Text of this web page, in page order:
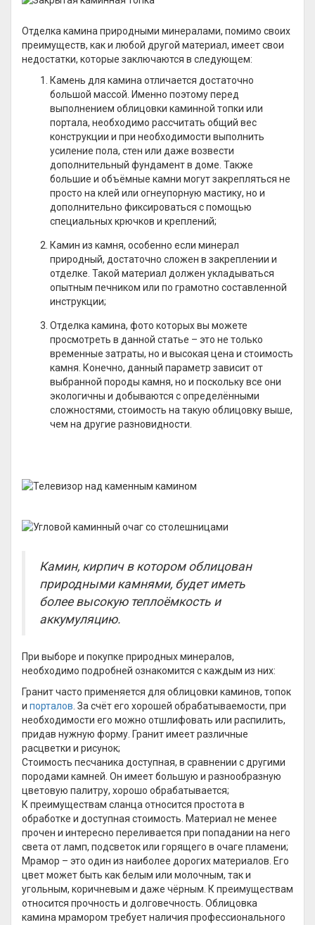
Отделка камина природными минералами, помимо своих
преимуществ, как и любой другой материал, имеет свои
недостатки, которые заключаются в следующем:
Камень для камина отличается достаточно
большой массой. Именно поэтому перед
выполнением облицовки каминной топки или
портала, необходимо рассчитать общий вес
конструкции и при необходимости выполнить
усиление пола, стен или даже возвести
дополнительный фундамент в доме. Также
большие и объёмные камни могут закрепляться не
просто на клей или огнеупорную мастику, но и
дополнительно фиксироваться с помощью
специальных крючков и креплений;
Камин из камня, особенно если минерал
природный, достаточно сложен в закреплении и
отделке. Такой материал должен укладываться
опытным печником или по грамотно составленной
инструкции;
Отделка камина, фото которых вы можете
просмотреть в данной статье – это не только
временные затраты, но и высокая цена и стоимость
камня. Конечно, данный параметр зависит от
выбранной породы камня, но и поскольку все они
экологичны и добываются с определёнными
сложностями, стоимость на такую облицовку выше,
чем на другие разновидности.
Камин, кирпич в котором облицован
природными камнями, будет иметь
более высокую теплоёмкость и
аккумуляцию.
При выборе и покупке природных минералов,
необходимо подробней ознакомится с каждым из них:
Гранит часто применяется для облицовки каминов, топок
и порталов . За счёт его хорошей обрабатываемости, при
необходимости его можно отшлифовать или распилить,
придав нужную форму. Гранит имеет различные
расцветки и рисунок;
Стоимость песчаника доступная, в сравнении с другими
породами камней. Он имеет большую и разнообразную
цветовую палитру, хорошо обрабатывается;
К преимуществам сланца относится простота в
обработке и доступная стоимость. Материал не менее
прочен и интересно переливается при попадании на него
света от ламп, подсветок или горящего в очаге пламени;
Мрамор – это один из наиболее дорогих материалов. Его
цвет может быть как белым или молочным, так и
угольным, коричневым и даже чёрным. К преимуществам
относится прочность и долговечность. Облицовка
камина мрамором требует наличия профессионального